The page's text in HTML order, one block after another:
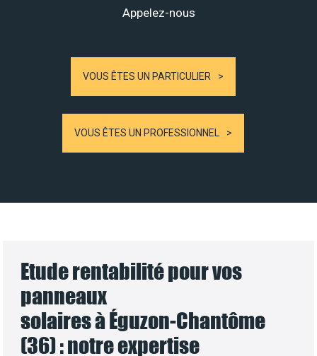
Appelez-nous
VOUS ÊTES UN PARTICULIER
VOUS ÊTES UN PROFESSIONNEL
Etude rentabilité pour vos
panneaux
solaires à Éguzon-Chantôme
(36) : notre expertise